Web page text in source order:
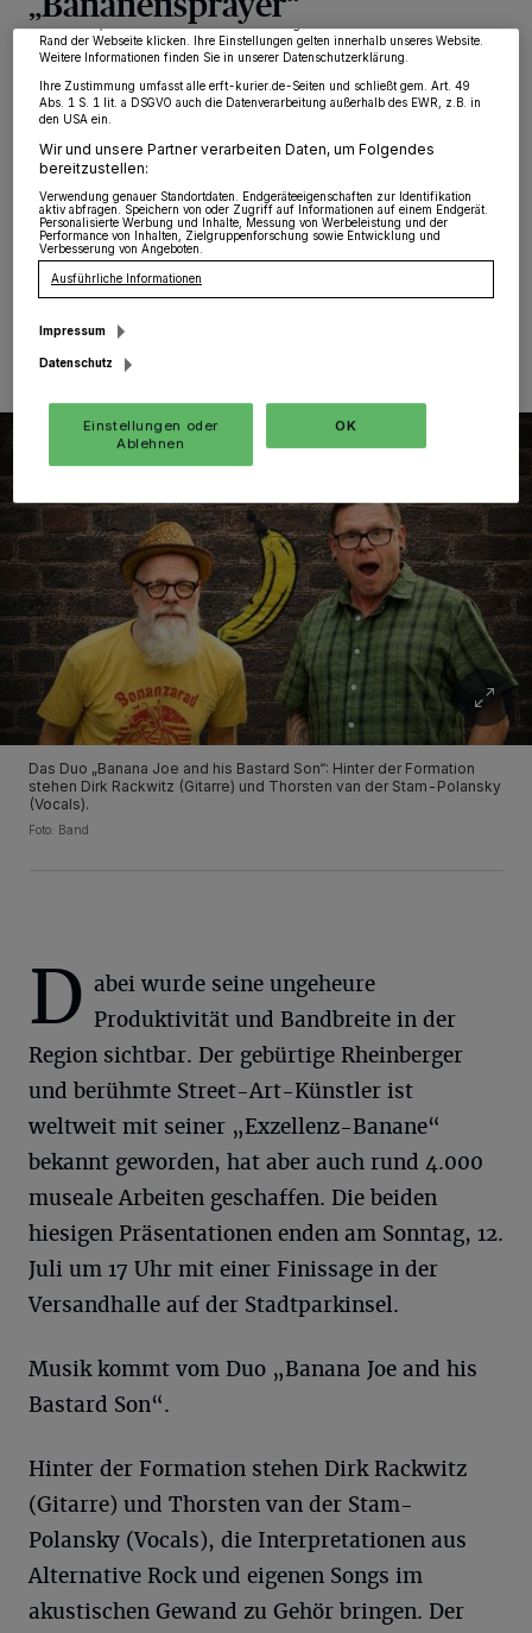
Grevenbroich·Eine der ersten Stationen seiner
spektakulären „Niederrhein-Tour 2026“ war
Grevenbroich. Thomas Baumgärtel alias
Rekord auf und fand in 40 Museen, Galerien,
gleichzeitig statt.
Das Duo „Banana Joe and his Bastard Son“: Hinter der Formation
stehen Dirk Rackwitz (Gitarre) und Thorsten van der Stam-Polansky
(Vocals).
Foto: Band
D abei wurde seine ungeheure
Produktivität und Bandbreite in der
Region sichtbar. Der gebürtige Rheinberger
und berühmte Street-Art-Künstler ist
weltweit mit seiner „Exzellenz-Banane“
bekannt geworden, hat aber auch rund 4.000
museale Arbeiten geschaffen. Die beiden
hiesigen Präsentationen enden am Sonntag, 12.
Juli um 17 Uhr mit einer Finissage in der
Versandhalle auf der Stadtparkinsel.
Musik kommt vom Duo „Banana Joe and his
Bastard Son“.
Hinter der Formation stehen Dirk Rackwitz
(Gitarre) und Thorsten van der Stam-
Polansky (Vocals), die Interpretationen aus
Alternative Rock und eigenen Songs im
akustischen Gewand zu Gehör bringen. Der
wieder aufrufen, um Ihre Einstellungen zu ändern oder Ihre Einwilligung zu
widerrufen, indem Sie auf den Link Einstellungen oder Ablehnen am unteren
Rand der Webseite klicken. Ihre Einstellungen gelten innerhalb unseres Website.
Weitere Informationen finden Sie in unserer Datenschutzerklärung.
Ihre Zustimmung umfasst alle erft-kurier.de-Seiten und schließt gem. Art. 49
Abs. 1 S. 1 lit. a DSGVO auch die Datenverarbeitung außerhalb des EWR, z.B. in
den USA ein.
Wir und unsere Partner verarbeiten Daten, um Folgendes
bereitzustellen:
Verwendung genauer Standortdaten. Endgeräteeigenschaften zur Identifikation
aktiv abfragen. Speichern von oder Zugriff auf Informationen auf einem Endgerät.
Personalisierte Werbung und Inhalte, Messung von Werbeleistung und der
Performance von Inhalten, Zielgruppenforschung sowie Entwicklung und
Verbesserung von Angeboten.
Ausführliche Informationen
Impressum
Datenschutz
Einstellungen oder
Ablehnen
OK